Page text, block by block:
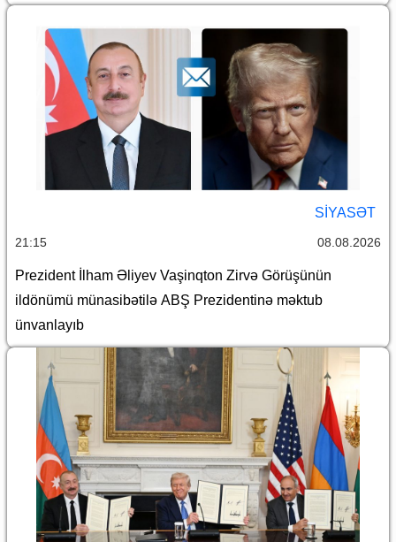
SİYASƏT
21:15 08.08.2026
Prezident İlham Əliyev Vaşinqton Zirvə Görüşünün
ildönümü münasibətilə ABŞ Prezidentinə məktub
ünvanlayıb